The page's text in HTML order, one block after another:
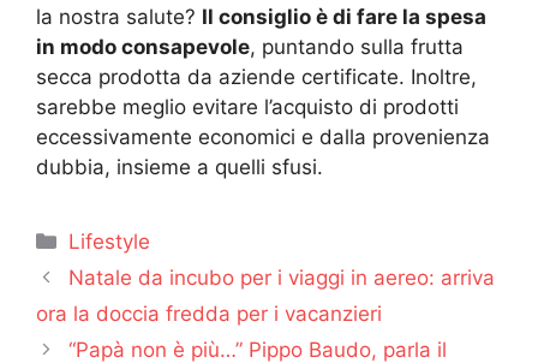
la nostra salute? Il consiglio è di fare la spesa
in modo consapevole, puntando sulla frutta
secca prodotta da aziende certificate. Inoltre,
sarebbe meglio evitare l’acquisto di prodotti
eccessivamente economici e dalla provenienza
dubbia, insieme a quelli sfusi.
Categorie
Lifestyle
Natale da incubo per i viaggi in aereo: arriva
ora la doccia fredda per i vacanzieri
“Papà non è più…” Pippo Baudo, parla il